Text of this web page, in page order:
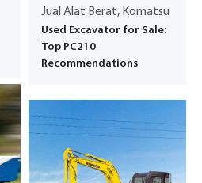
Jual Alat Berat, Komatsu
Used Excavator for Sale:
Top PC210
Recommendations